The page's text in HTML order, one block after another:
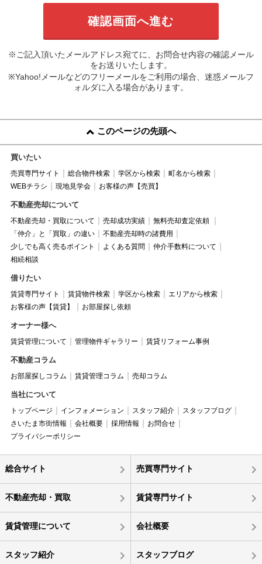
※ご記入頂いたメールアドレス宛てに、お問合せ内容の確認メール
をお送りいたします。
※Yahoo!メールなどのフリーメールをご利用の場合、迷惑メールフ
ォルダに入る場合があります。
このページの先頭へ
買いたい
売買専門サイト 総合物件検索 学区から検索
町名から検索
WEBチラシ
現地見学会 お客様の声【売買】
不動産売却について
不動産売却・買取について 売却成功実績
無料売却査定依頼
「仲介」と「買取」の違い
不動産売却時の諸費用
少しでも高く売るポイント
よくある質問
仲介手数料について
相続相談
借りたい
賃貸専門サイト 賃貸物件検索 学区から検索
エリアから検索
お客様の声【賃貸】
お部屋探し依頼
オーナー様へ
賃貸管理について 管理物件ギャラリー 賃貸リフォーム事例
不動産コラム
お部屋探しコラム 賃貸管理コラム 売却コラム
当社について
トップページ インフォメーション スタッフ紹介
スタッフブログ
さいたま市街情報
会社概要 採用情報
お問合せ
プライバシーポリシー
総合サイト 売買専門サイト
不動産売却・買取 賃貸専門サイト
賃貸管理について 会社概要
スタッフ紹介 スタッフブログ